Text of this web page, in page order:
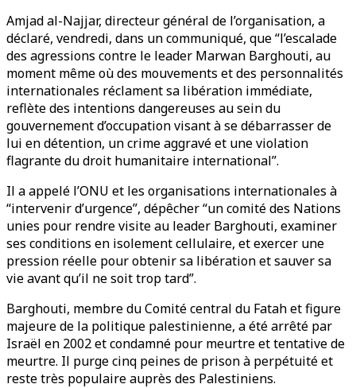
Amjad al-Najjar, directeur général de l’organisation, a
déclaré, vendredi, dans un communiqué, que “l’escalade
des agressions contre le leader Marwan Barghouti, au
moment même où des mouvements et des personnalités
internationales réclament sa libération immédiate,
reflète des intentions dangereuses au sein du
gouvernement d’occupation visant à se débarrasser de
lui en détention, un crime aggravé et une violation
flagrante du droit humanitaire international”.
Il a appelé l’ONU et les organisations internationales à
“intervenir d’urgence”, dépêcher “un comité des Nations
unies pour rendre visite au leader Barghouti, examiner
ses conditions en isolement cellulaire, et exercer une
pression réelle pour obtenir sa libération et sauver sa
vie avant qu’il ne soit trop tard”.
Barghouti, membre du Comité central du Fatah et figure
majeure de la politique palestinienne, a été arrêté par
Israël en 2002 et condamné pour meurtre et tentative de
meurtre. Il purge cinq peines de prison à perpétuité et
reste très populaire auprès des Palestiniens.